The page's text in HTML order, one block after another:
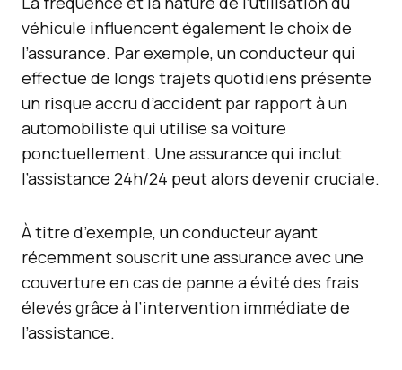
véhicule influencent également le choix de
l’assurance. Par exemple, un conducteur qui
effectue de longs trajets quotidiens présente
un risque accru d’accident par rapport à un
automobiliste qui utilise sa voiture
ponctuellement. Une assurance qui inclut
l’assistance 24h/24 peut alors devenir cruciale.
À titre d’exemple, un conducteur ayant
récemment souscrit une assurance avec une
couverture en cas de panne a évité des frais
élevés grâce à l’intervention immédiate de
l’assistance.